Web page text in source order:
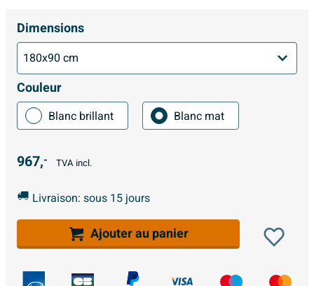
Dimensions
Couleur
Blanc brillant Blanc mat
967,- TVA incl.
Livraison: sous 15 jours
Ajouter au panier